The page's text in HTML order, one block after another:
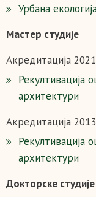
Урбана
Мастер студије
Акредитација 2021
Рекултивација
архитектури
Акредитација 2013
Рекултивација
архитектури
Докторске студије